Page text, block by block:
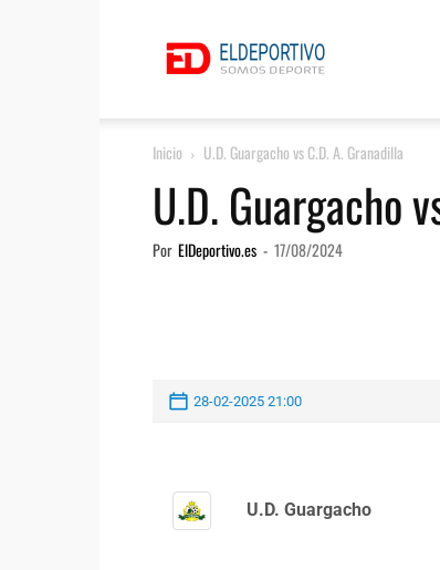
Inicio U.D. Guargacho vs C.D. A. Granadilla
U.D. Guargacho
Por ElDeportivo.es - 17/08/2024
28-02-2025 21:00
U.D. Guargacho